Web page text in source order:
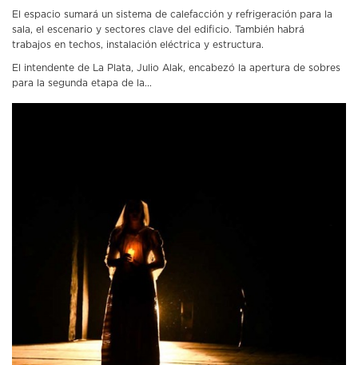
El espacio sumará un sistema de calefacción y refrigeración para la
sala, el escenario y sectores clave del edificio. También habrá
trabajos en techos, instalación eléctrica y estructura.
El intendente de La Plata, Julio Alak, encabezó la apertura de sobres
para la segunda etapa de la...